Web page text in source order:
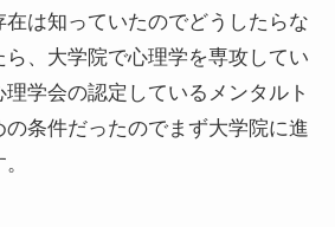
在は知っていたのでどうしたらな
、大学院で心理学を専攻してい
学会の認定しているメンタルト
の条件だったのでまず大学院に進